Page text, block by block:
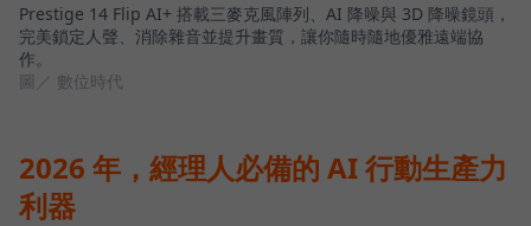
Prestige 14 Flip AI+ 搭載三麥克風陣列、AI 降噪與 3D 降噪鏡頭，
完美鎖定人聲、消除雜音並提升畫質，讓你隨時隨地優雅遠端協
作。
圖／ 數位時代
2026 年，經理人必備的 AI 行動生產力
利器